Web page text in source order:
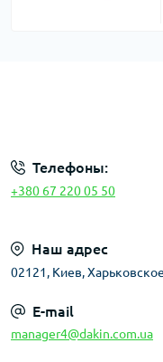
Телефоны:
+380 67 220 05 50
Наш адрес
02121, Киев,
E-mail
manager4@dakin.com.ua